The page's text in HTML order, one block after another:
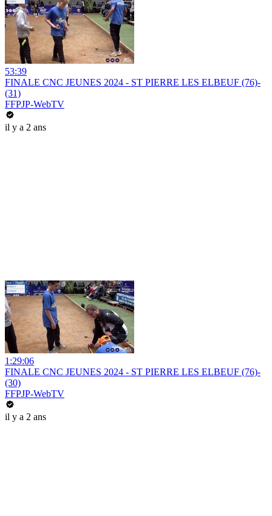
53:39
FINALE CNC JEUNES 2024 - ST PIERRE LES ELBEUF (76)-
(31)
FFPJP-WebTV
il y a 2 ans
1:29:06
FINALE CNC JEUNES 2024 - ST PIERRE LES ELBEUF (76)-
(30)
FFPJP-WebTV
il y a 2 ans